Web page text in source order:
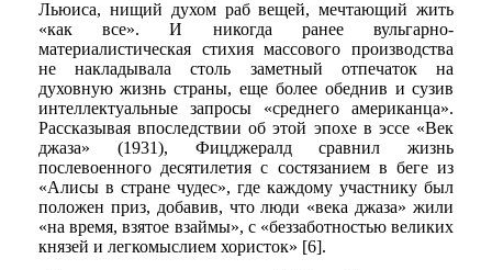
Льюиса, нищий духом раб вещей, мечтающий жить
«как все». И никогда ранее вульгарно-
материалистическая стихия массового производства
не накладывала столь заметный отпечаток на
духовную жизнь страны, еще более обеднив и сузив
интеллектуальные запросы «среднего американца».
Рассказывая впоследствии об этой эпохе в эссе «Век
джаза» (1931), Фицджералд сравнил жизнь
послевоенного десятилетия с состязанием в беге из
«Алисы в стране чудес», где каждому участнику был
положен приз, добавив, что люди «века джаза» жили
«на время, взятое взаймы», с «беззаботностью великих
князей и легкомыслием хористок» [6].